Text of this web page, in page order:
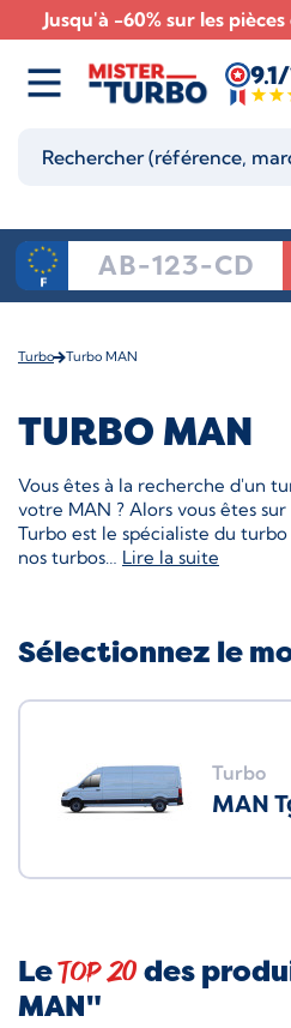
Jusqu'à -60% sur les
Turbo Turbo MAN
TURBO MAN
Vous êtes à la recherche d'un
votre MAN ? Alors vous êtes
Turbo est le spécialiste du
nos turbos… Lire la suite
Sélectionnez le
Turbo
MAN
LeTop 20 des
MAN"